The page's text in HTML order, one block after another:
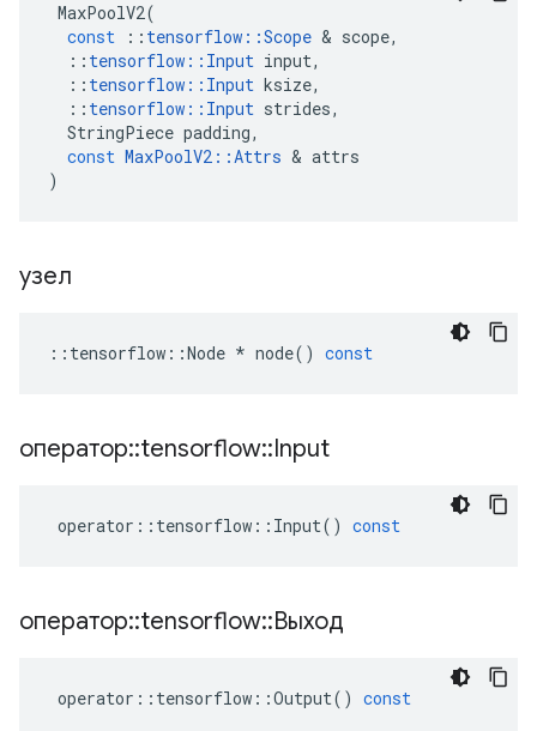
MaxPoolV2(
const
:: tensorflow ::Scope & scope,
:: tensorflow :: Input input,
:: tensorflow :: Input ksize,
:: tensorflow :: Input strides,
StringPiece padding,
const MaxPoolV2 ::Attrs & attrs
)
узел
:: tensorflow ::Node * node() const
оператор::tensorflow::Input
operator :: tensorflow :: Input() const
оператор::tensorflow::Выход
operator :: tensorflow ::Output() const